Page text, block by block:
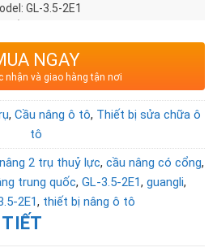
GL-3.5-2E1
NGAY
nhận và giao hàng tận nơi
, Cầu nâng ô tô, Thiết bị sửa chữa ô
tô
2 trụ thuỷ lực, cầu nâng có cổng,
trung quốc, GL-3.5-2E1, guangli,
2E1, thiết bị nâng ô tô